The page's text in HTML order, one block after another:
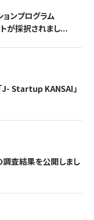
ンプログラム
が採択されまし...
J- Startup KANSAI」
調査結果を公開しまし